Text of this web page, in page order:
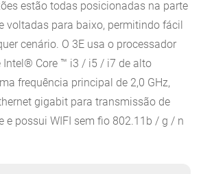
estão todas posicionadas na parte
voltadas para baixo, permitindo fácil
cenário. O 3E usa o processador
Intel® Core ™ i3 / i5 / i7 de alto
frequência principal de 2,0 GHz,
gigabit para transmissão de
e possui WIFI sem fio 802.11b / g / n